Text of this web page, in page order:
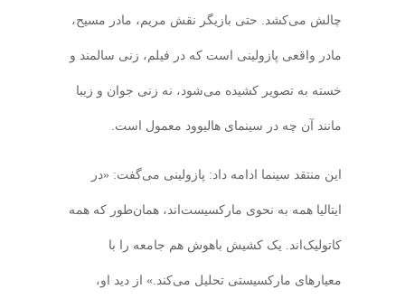
چالش می‌کشد. حتی بازیگر نقش مریم، مادر مسیح،
مادر واقعی پازولینی است که در فیلم، زنی سالمند و
خسته به تصویر کشیده می‌شود، نه زنی جوان و زیبا
مانند آن چه در سینمای هالیوود معمول است.
این منتقد سینما ادامه داد: پازولینی می‌گفت: «در
ایتالیا همه به نحوی مارکسیست‌اند، همان‌طور که همه
کاتولیک‌اند. یک کشیش باهوش هم جامعه را با
معیارهای مارکسیستی تحلیل می‌کند.» از دید او،